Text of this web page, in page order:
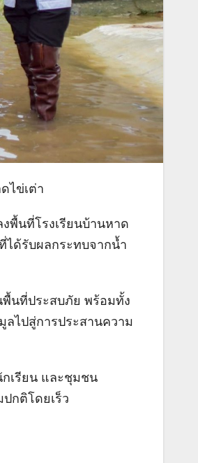
ไข่เต่า
พื้นที่โรงเรียนบ้านหาด
ได้รับผลกระทบจากน้ำ
พื้นที่ประสบภัย พร้อมทั้ง
ลไปสู่การประสานความ
เรียน และชุมชน
กติโดยเร็ว